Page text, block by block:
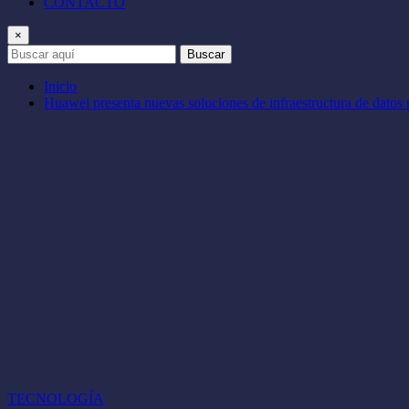
×
Buscar
Inicio
Huawei presenta nuevas soluciones de infraestructura de
TECNOLOGÍA